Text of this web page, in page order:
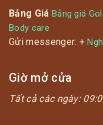
Bảng Giá Bảng giá
Body care
Gửi messenger: +
Giờ mở cửa
Tất cả các ngày: